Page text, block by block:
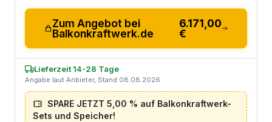
Zum Angebot bei
Balkonkraftwerk.de
6.171,00
€
Lieferzeit 14-28 Tage
Angabe laut Anbieter, Stand 08.08.2026
SPARE JETZT 5,00 % auf Balkonkraftwerk-
Sets und Speicher!